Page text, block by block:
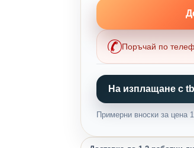
Поръчай по
На изплащане с
Примерни вноски за цена